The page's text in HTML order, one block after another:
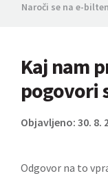
Naroči se na e-bilten
Kaj nam
pogovori
Objavljeno: 30. 8.
Odgovor na to